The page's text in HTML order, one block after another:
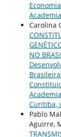
Carolina
NO
Curitiba,
Pablo
Aguirre,